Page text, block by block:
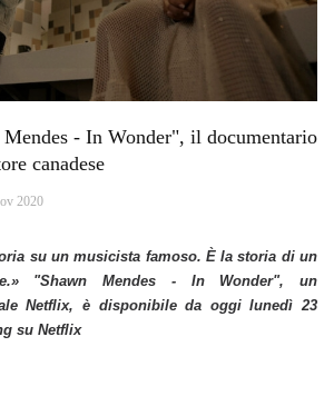
- In Wonder", il documentario
canadese
2020
su un musicista famoso. È la storia di un
»"Shawn Mendes - In Wonder", un
Netflix, è disponibile da oggi lunedì 23
su Netflix